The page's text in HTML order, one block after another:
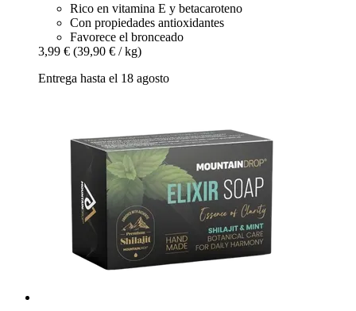
Rico en vitamina E y betacaroteno
Con propiedades antioxidantes
Favorece el bronceado
3,99 € (39,90 € / kg)
Entrega hasta el 18 agosto